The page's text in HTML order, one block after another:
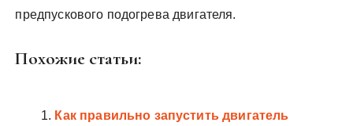
предпускового подогрева двигателя.
Похожие статьи:
Как правильно запустить двигатель